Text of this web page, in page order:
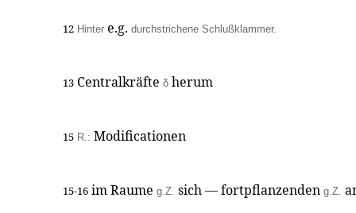
12 Hinter e.g. durchstrichene Schlußklammer.
13 Centralkräfte δ herum
15 R.: Modificationen
15-16 im Raume g.Z. sich — fortpflanzenden g.Z.